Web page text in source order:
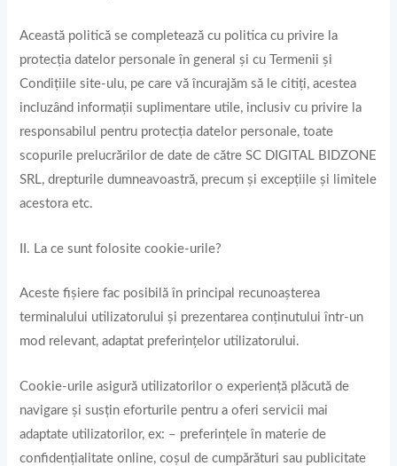
Această politică se completează cu politica cu privire la
protecția datelor personale în general și cu Termenii și
Condițiile site-ulu, pe care vă încurajăm să le citiți, acestea
incluzând informații suplimentare utile, inclusiv cu privire la
responsabilul pentru protecția datelor personale, toate
scopurile prelucrărilor de date de către SC DIGITAL BIDZONE
SRL, drepturile dumneavoastră, precum și excepțiile și limitele
acestora etc.
II. La ce sunt folosite cookie-urile?
Aceste fișiere fac posibilă în principal recunoașterea
terminalului utilizatorului și prezentarea conținutului într-un
mod relevant, adaptat preferințelor utilizatorului.
Cookie-urile asigură utilizatorilor o experiență plăcută de
navigare și susțin eforturile pentru a oferi servicii mai
adaptate utilizatorilor, ex: – preferințele în materie de
confidențialitate online, coșul de cumpărături sau publicitate